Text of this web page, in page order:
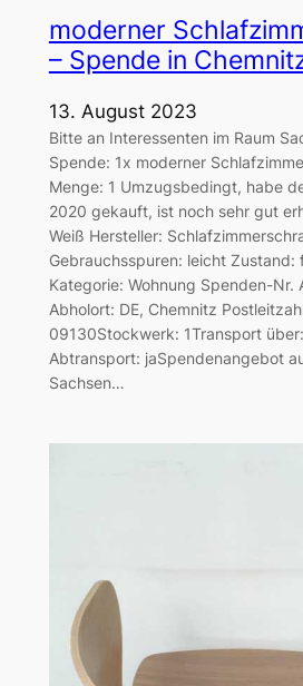
moderner
– Spende in
13. August 2023
Bitte an Interessenten im Raum
Spende: 1x moderner
Menge: 1 Umzugsbedingt, habe
2020 gekauft, ist noch sehr gut
Weiß Hersteller:
Gebrauchsspuren: leicht Zustand:
Kategorie: Wohnung Spenden-
Abholort: DE, Chemnitz
09130Stockwerk: 1Transport
Abtransport: jaSpendenangebot
Sachsen…